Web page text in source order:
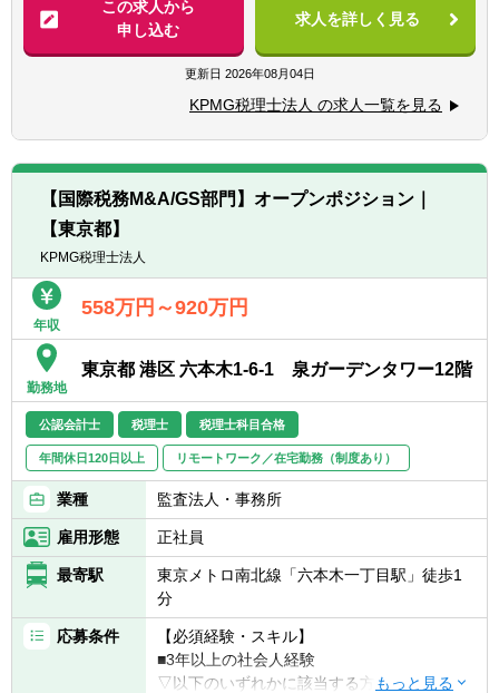
【歓迎経験・スキル】
■ビジネスレベルの英語力
※必須ではありません。現在の英語力や希望
に沿った業務に対応いただきます。
【具体的に】
■企業買収(M&A)に係る税務アドバイザリー
(税務デューデリジェンス等)
■事業再編に係る税務ストラクチャリング
■税務申告業務及び税務申告から派生する税
務アドバイス業務
※ポジションに応じて、国内M&A税務や国内
税務アドバイス業務、及び申告業務に従事。
※リモートワーク中心。週に1～2回程度の出
社を推奨。
この求人から
申し込む
求人を詳しく見る
更新日 2026年08月04日
KPMG税理士法人 の求人一覧を見る
【国際税務M&A/GS部門】オープンポジション｜
【東京都】
KPMG税理士法人
年収
558万円～920万円
勤務地
東京都 港区 六本木1-6-1 泉ガーデンタワー12階
公認会計士 税理士 税理士科目合格
年間休日120日以上 リモートワーク／在宅勤務（制度あり）
業種 監査法人・事務所
雇用形態 正社員
最寄駅
東京メトロ南北線「六本木一丁目駅」徒歩1
分
応募条件
【必須経験・スキル】
■3年以上の社会人経験
▽以下のいずれかに該当する方